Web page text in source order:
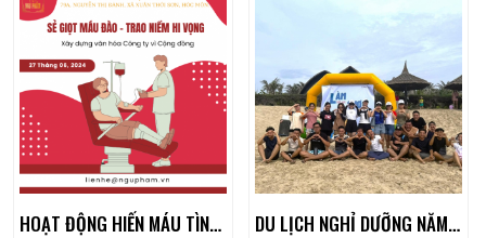
HOẠT ĐỘNG HIẾN MÁU TÌNH NGUYỆN NĂM 2024 DU LỊCH NGHỈ DƯỠNG NĂM 2023 & 2024